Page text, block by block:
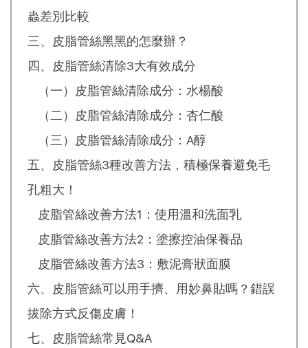
蟲差別比較
三、皮脂管絲黑黑的怎麼辦？
四、皮脂管絲清除3大有效成分
（一）皮脂管絲清除成分：水楊酸
（二）皮脂管絲清除成分：杏仁酸
（三）皮脂管絲清除成分：A醇
五、皮脂管絲3種改善方法，積極保養避免毛
孔粗大！
皮脂管絲改善方法1：使用溫和洗面乳
皮脂管絲改善方法2：塗擦控油保養品
皮脂管絲改善方法3：敷泥膏狀面膜
六、皮脂管絲可以用手擠、用妙鼻貼嗎？錯誤
拔除方式反傷皮膚！
七、皮脂管絲常見Q&A